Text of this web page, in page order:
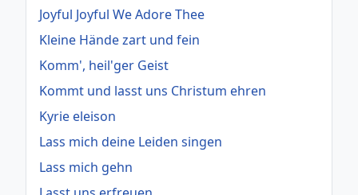
Joyful Joyful We Adore Thee
Kleine Hände zart und fein
Komm', heil'ger Geist
Kommt und lasst uns Christum ehren
Kyrie eleison
Lass mich deine Leiden singen
Lass mich gehn